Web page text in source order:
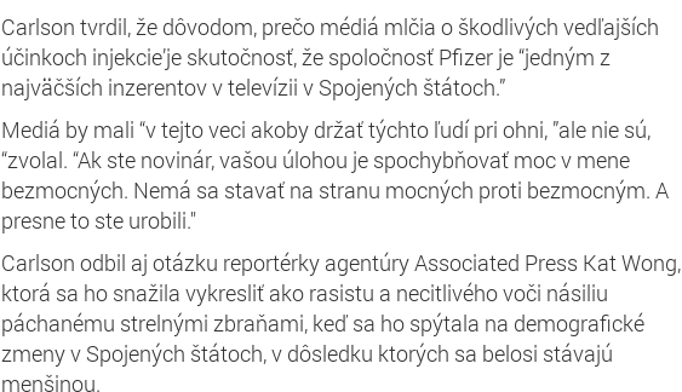
Carlson tvrdil, že dôvodom, prečo médiá mlčia o škodlivých vedľajších
účinkoch injekcie’je skutočnosť, že spoločnosť Pfizer je “jedným z
najväčších inzerentov v televízii v Spojených štátoch.”
Mediá by mali “v tejto veci akoby držať týchto ľudí pri ohni, ”ale nie sú,
“zvolal. “Ak ste novinár, vašou úlohou je spochybňovať moc v mene
bezmocných. Nemá sa stavať na stranu mocných proti bezmocným. A
presne to ste urobili."
Carlson odbil aj otázku reportérky agentúry Associated Press Kat Wong,
ktorá sa ho snažila vykresliť ako rasistu a necitlivého voči násiliu
páchanému strelnými zbraňami, keď sa ho spýtala na demografické
zmeny v Spojených štátoch, v dôsledku ktorých sa belosi stávajú
menšinou.